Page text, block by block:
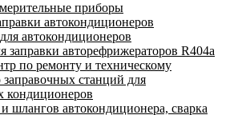
приборы
автокондиционеров
автокондиционеров
заправки авторефрижераторов R404a
по ремонту и техническому
станций для
кондиционеров
шлангов автокондиционера, сварка